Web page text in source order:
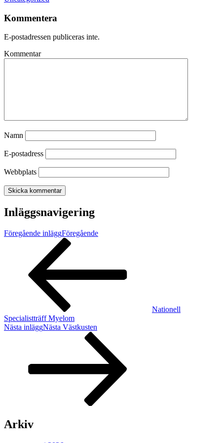
Kommentera
E-postadressen publiceras inte.
Kommentar
Namn
E-postadress
Webbplats
Inläggsnavigering
Föregående inläggFöregående
Nationell
Specialistträff Myelom
Nästa inläggNästa Västkusten
Arkiv